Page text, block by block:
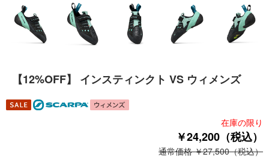
【12%OFF】 インスティンクト VS ウィメンズ
在庫の限り
￥24,200（税込）
通常価格 ￥27,500（税込）